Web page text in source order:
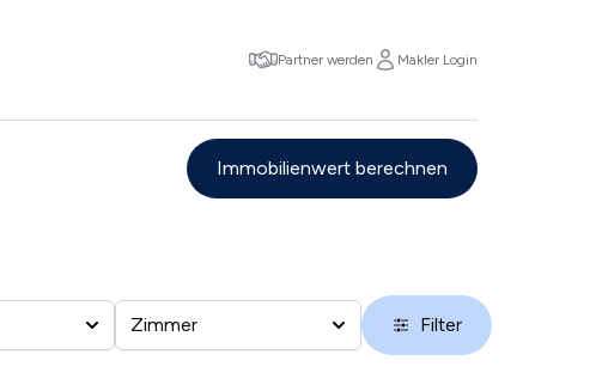
Partner werden Makler Login
Immobilienwert berechnen
Zimmer Filter